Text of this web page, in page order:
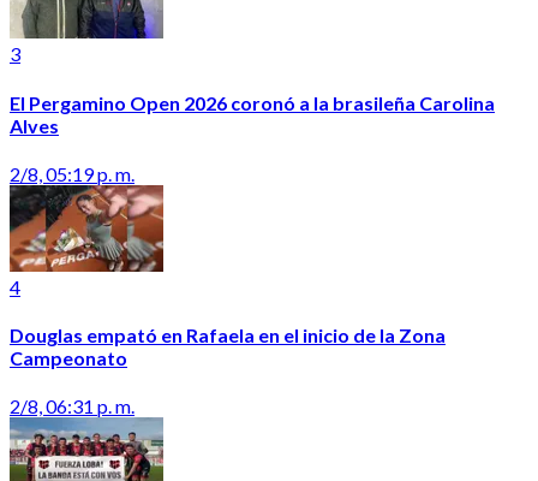
3
El Pergamino Open 2026 coronó a la brasileña Carolina
Alves
2/8, 05:19 p. m.
4
Douglas empató en Rafaela en el inicio de la Zona
Campeonato
2/8, 06:31 p. m.